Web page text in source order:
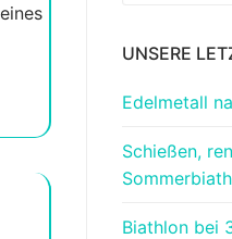
UNSERE
Edelmetall
Schießen,
Biathlon bei